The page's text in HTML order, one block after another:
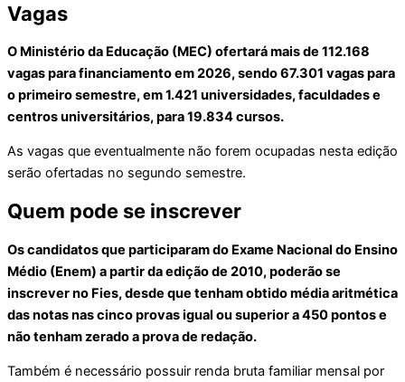
Vagas
O Ministério da Educação (MEC) ofertará mais de 112.168
vagas para financiamento em 2026, sendo 67.301 vagas para
o primeiro semestre, em 1.421 universidades, faculdades e
centros universitários, para 19.834 cursos.
As vagas que eventualmente não forem ocupadas nesta edição
serão ofertadas no segundo semestre.
Quem pode se inscrever
Os candidatos que participaram do Exame Nacional do Ensino
Médio (Enem) a partir da edição de 2010, poderão se
inscrever no Fies, desde que tenham obtido média aritmética
das notas nas cinco provas igual ou superior a 450 pontos e
não tenham zerado a prova de redação.
Também é necessário possuir renda bruta familiar mensal por